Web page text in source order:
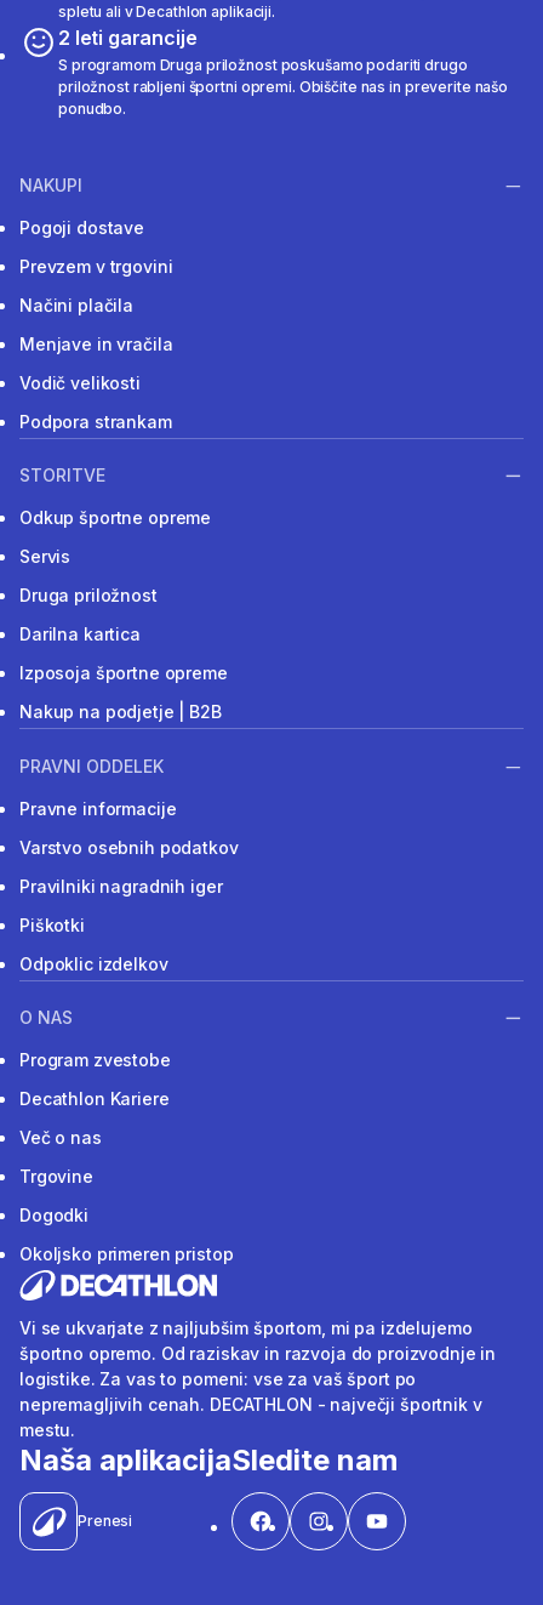
spletu ali v Decathlon aplikaciji.
2 leti garancije
S programom Druga priložnost poskušamo podariti drugo
priložnost rabljeni športni opremi. Obiščite nas in preverite našo
ponudbo.
NAKUPI
Pogoji dostave
Prevzem v trgovini
Načini plačila
Menjave in vračila
Vodič velikosti
Podpora strankam
STORITVE
Odkup športne opreme
Servis
Druga priložnost
Darilna kartica
Izposoja športne opreme
Nakup na podjetje | B2B
PRAVNI ODDELEK
Pravne informacije
Varstvo osebnih podatkov
Pravilniki nagradnih iger
Piškotki
Odpoklic izdelkov
O NAS
Program zvestobe
Decathlon Kariere
Več o nas
Trgovine
Dogodki
Okoljsko primeren pristop
Vi se ukvarjate z najljubšim športom, mi pa izdelujemo
športno opremo. Od raziskav in razvoja do proizvodnje in
logistike. Za vas to pomeni: vse za vaš šport po
nepremagljivih cenah. DECATHLON - največji športnik v
mestu.
Naša aplikacija
Prenesi
Sledite nam